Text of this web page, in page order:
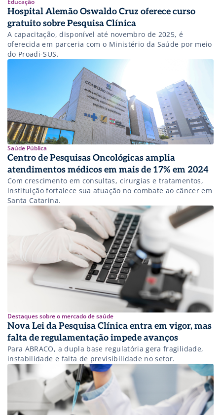
Educação
Hospital Alemão Oswaldo Cruz oferece curso
gratuito sobre Pesquisa Clínica
A capacitação, disponível até novembro de 2025, é
oferecida em parceria com o Ministério da Saúde por meio
do Proadi-SUS.
Saúde Pública
Centro de Pesquisas Oncológicas amplia
atendimentos médicos em mais de 17% em 2024
Com crescimento em consultas, cirurgias e tratamentos,
instituição fortalece sua atuação no combate ao câncer em
Santa Catarina.
Destaques sobre o mercado de saúde
Nova Lei da Pesquisa Clínica entra em vigor, mas
falta de regulamentação impede avanços
Para ABRACO, a dupla base regulatória gera fragilidade,
instabilidade e falta de previsibilidade no setor.